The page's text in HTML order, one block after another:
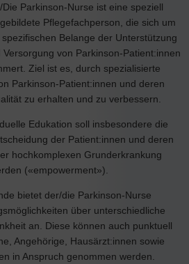
Die Parkinson-Nurse ist eine speziell
Pflegefachperson, die sich um
spezifischen Belange der Unterstützung
Versorgung von Parkinson-Patient:innen
Ziel ist es, durch spezialisierte
Parkinson-Patient:innen und deren
zu erhalten und zu verbessern.
Edukation soll insbesondere die
der Patient:innen und deren
hochkomplexen Grunderkrankung
(«empowerment»).
bietet der/die Parkinson-Nurse
über unterschiedliche
an. Diese können auch punktuell
Angehörige, Hausärzt:innen sowie
in Anspruch genommen werden.